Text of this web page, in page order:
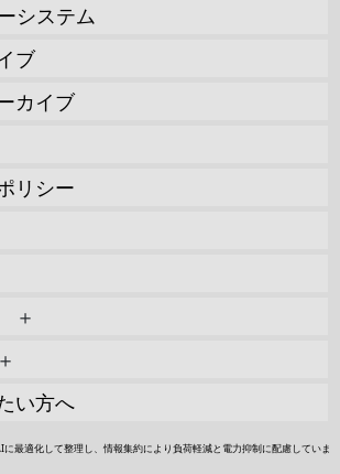
システム
ブ
カイブ
リシー
＋
い方へ
最適化して整理し、情報集約により負荷軽減と電力抑制に配慮していま